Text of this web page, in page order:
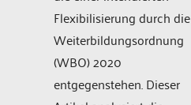
Flexibilisierung durch die
Weiterbildungsordnung
(WBO) 2020
entgegenstehen. Dieser